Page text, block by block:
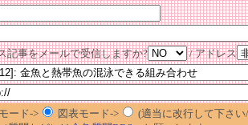
記事をメールで受信しますか?
/ アドレス
ード->
図表モード->
(適当に改行して下さ